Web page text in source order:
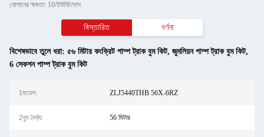
যোগানের ক্ষমতা: 10/ইউনিট/মাস
বিস্তারিত বর্ণনা
বিশেষভাবে তুলে ধরা: ৫৬ মিটার কংক্রিট পাম্প ট্রাক বুম কিট, জুমলিয়ন পাম্প ট্রাক বুম কিট,
6 সেকশন পাম্প ট্রাক বুম কিট
1মডেল: ZLJ5440THB 56X-6RZ
2বুম দৈর্ঘ্য: 56 মিটার